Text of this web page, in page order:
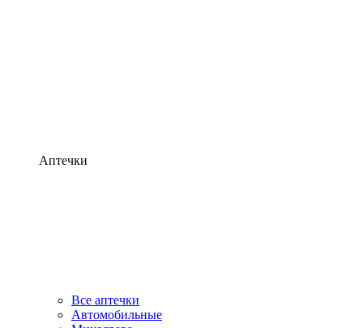
Аптечки
Все аптечки
Автомобильные